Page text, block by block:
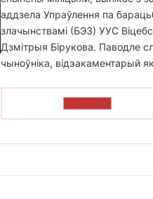
аддзела Упраўлення па
злачынствамі (БЭЗ) УУС
Дзмітрыя Бірукова. Паводле
чыноўніка, відэакаментарый